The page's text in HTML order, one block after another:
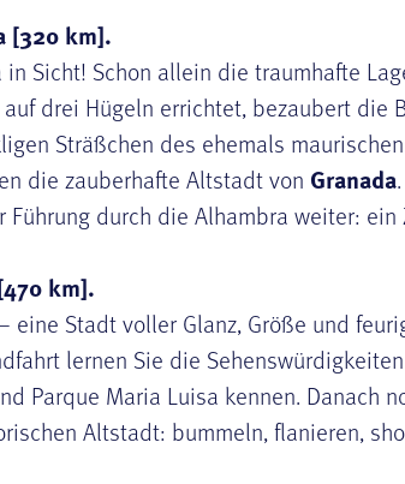
[320 km].
in Sicht! Schon allein die traumhafte
drei Hügeln errichtet, bezaubert die
Sträßchen des ehemals
die zauberhafte Altstadt von Granada
Führung durch die Alhambra weiter: ein
km].
eine Stadt voller Glanz, Größe und
lernen Sie die
Parque Maria Luisa kennen. Danach
Altstadt: bummeln, flanieren,